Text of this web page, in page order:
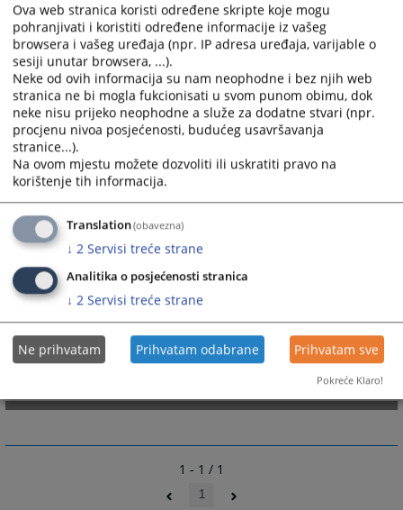
1 - 1 / 1
1
Ova web stranica koristi određene skripte koje mogu
pohranjivati i koristiti određene informacije iz vašeg
browsera i vašeg uređaja (npr. IP adresa uređaja, varijable o
sesiji unutar browsera, ...).
Neke od ovih informacija su nam neophodne i bez njih web
stranica ne bi mogla fukcionisati u svom punom obimu, dok
neke nisu prijeko neophodne a služe za dodatne stvari (npr.
procjenu nivoa posjećenosti, budućeg usavršavanja
stranice...).
Na ovom mjestu možete dozvoliti ili uskratiti pravo na
korištenje tih informacija.
Translation(obavezna)
↓ 2 Servisi treće strane
Analitika o posjećenosti stranica
↓ 2 Servisi treće strane
Ne prihvatam Prihvatam odabrane Prihvatam sve
Pokreće Klaro!